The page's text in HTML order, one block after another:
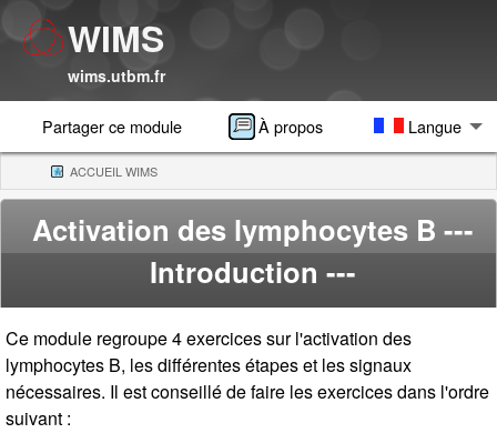
WIMS
wims.utbm.fr
Partager ce module À propos Langue
ACCUEIL WIMS(CURRENT)
Activation des lymphocytes B ---
Introduction ---
Ce module regroupe 4 exercices sur l'activation des
lymphocytes B, les différentes étapes et les signaux
nécessaires. Il est conseillé de faire les exercices dans l'ordre
suivant :